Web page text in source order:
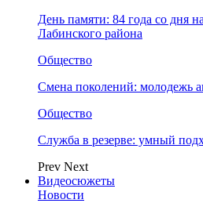
День памяти: 84 года со дня
Лабинского района
Общество
Смена поколений: молодежь
Общество
Служба в резерве: умный
Prev Next
Видеосюжеты
Новости